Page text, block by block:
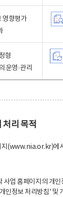
영향평가
형
운영·관리
리 목적
지(www.nia.or.kr)에
사업 홈페이지의 개
인정보 처리방침' 및